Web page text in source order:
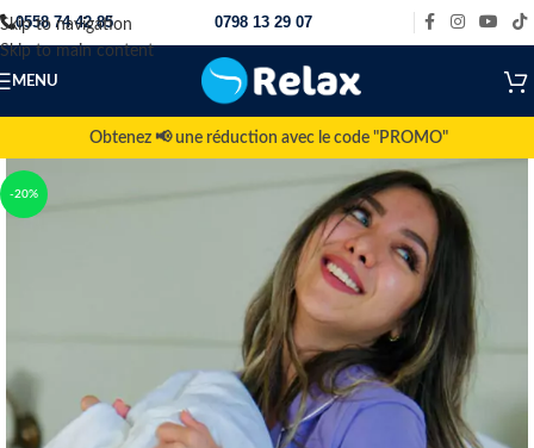
Skip to navigation
Skip to main content
0558 74 42 85 0798 13 29 07
MENU
Obtenez 📢 une réduction avec le code "PROMO"
-20%